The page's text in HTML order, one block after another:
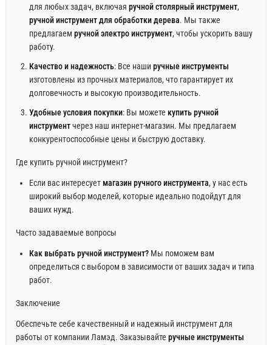
для любых задач, включая ручной столярный инструмент,
ручной инструмент для обработки дерева. Мы также
предлагаем ручной электро инструмент, чтобы ускорить вашу
работу.
Качество и надежность: Все наши ручные инструменты
изготовлены из прочных материалов, что гарантирует их
долговечность и высокую производительность.
Удобные условия покупки: Вы можете купить ручной
инструментчерез наш интернет-магазин. Мы предлагаем
конкурентоспособные цены и быструю доставку.
Где купить ручной инструмент?
Если вас интересует магазин ручного инструмента, у нас есть
широкий выбор моделей, которые идеально подойдут для
ваших нужд.
Часто задаваемые вопросы
Как выбрать ручной инструмент?Мы поможем вам
определиться с выбором в зависимости от ваших задач и типа
работ.
Заключение
Обеспечьте себе качественный и надежный инструмент для
работы от компании Ламэд. Заказывайте ручные инструменты